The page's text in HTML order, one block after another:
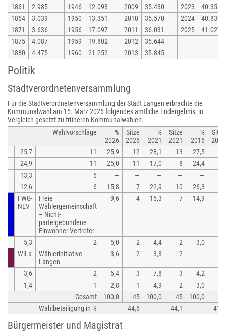
1861
2.985 1946 12.093 2009 35.430 2023
40.351
1864
3.039 1950 13.351 2010 35.570 2024
40.839
1871
3.636 1956 17.097 2011 36.031 2025
41.027
1875
4.087 1959 19.802 2012
35.644
1880
4.475 1960 21.252 2013 35.845
Politik
Stadtverordnetenversammlung
Für die Stadtverordnetenversammlung der Stadt Langen erbrachte die
Kommunalwahl am 15. März 2026 folgendes amtliche Endergebnis, in
Vergleich gesetzt zu früheren Kommunalwahlen:
Wahlvorschläge
%
2026
Sitze
2026
%
2021
Sitze
2021
%
2016
Sitze
2016
25,7
11 25,9 12 28,1 13 27,5
24,9
11 25,0 11 17,0 8 24,4
13,3
6 — — — — —
12,6
6 15,8 7 22,9 10 26,3
FWG-
NEV
Freie
Wählergemeinschaft
– Nicht-
parteigebundene
Einwohner-Vertreter
9,6 4 15,3 7 14,9
5,3 2 5,0 2 4,4 2 3,0
WiLa
Wählerinitiative
Langen
3,6 2 3,8 2 —
3,6 2 6,4 3 7,8 3 4,2
1,4
1 2,8 1 4,9 2 3,0
Gesamt
100,0 45 100,0 45 100,0
Wahlbeteiligung in %
44,6 44,1 41,2
Bürgermeister und Magistrat